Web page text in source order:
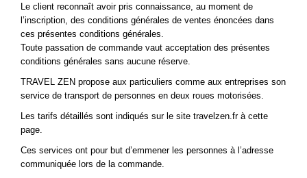
Le client reconnaît avoir pris connaissance, au moment de
l’inscription, des conditions générales de ventes énoncées dans
ces présentes conditions générales.
Toute passation de commande vaut acceptation des présentes
conditions générales sans aucune réserve.
TRAVEL ZEN propose aux particuliers comme aux entreprises son
service de transport de personnes en deux roues motorisées.
Les tarifs détaillés sont indiqués sur le site travelzen.fr à cette
page
Ces services ont pour but d’emmener les personnes à l’adresse
communiquée lors de la commande.